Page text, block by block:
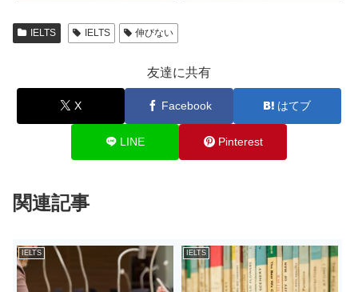
IELTS IELTS 伸びない
友達に共有
X Facebook はてブ
LINE Pinterest
関連記事
IELTS IELTS